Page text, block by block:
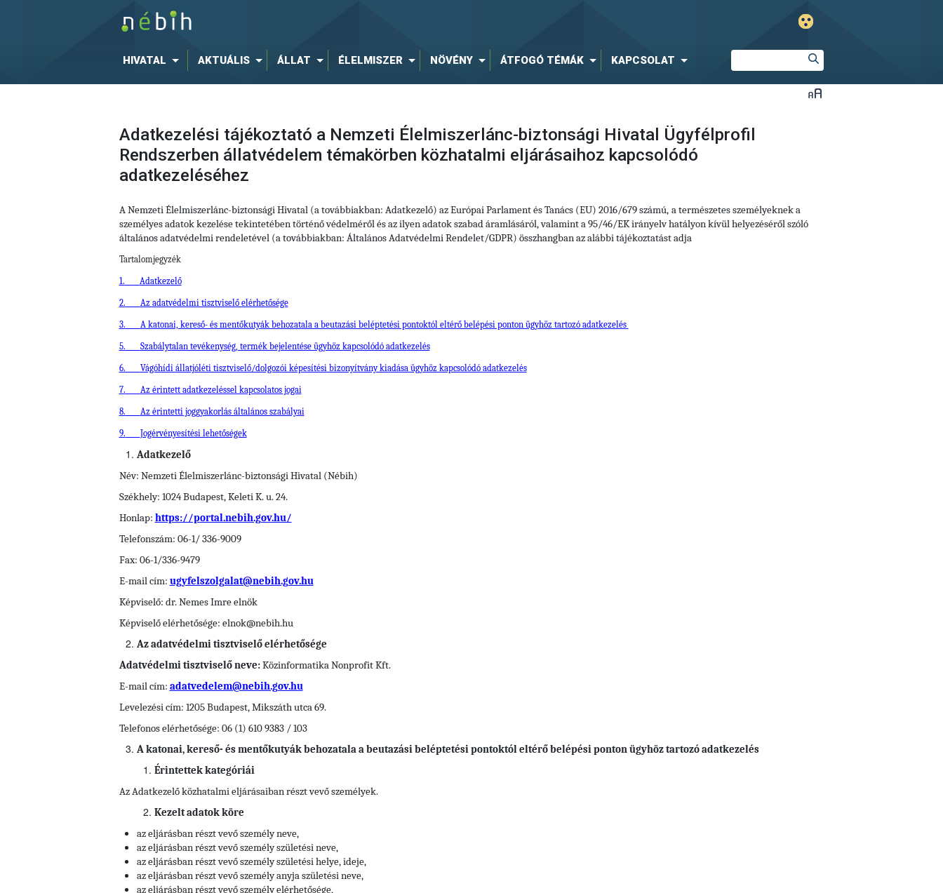
HIVATAL AKTUÁLIS ÁLLAT ÉLELMISZER NÖVÉNY ÁTFOGÓ TÉMÁK KAPCSOLAT
Adatkezelési tájékoztató a Nemzeti Élelmiszerlánc-biztonsági Hivatal Ügyfélprofil
Rendszerben állatvédelem témakörben közhatalmi eljárásaihoz kapcsolódó
adatkezeléséhez
A Nemzeti Élelmiszerlánc-biztonsági Hivatal (a továbbiakban: Adatkezelő) az Európai Parlament és Tanács (EU) 2016/679 számú, a természetes személyeknek a
személyes adatok kezelése tekintetében történő védelméről és az ilyen adatok szabad áramlásáról, valamint a 95/46/EK irányelv hatályon kívül helyezéséről szóló
általános adatvédelmi rendeletével (a továbbiakban: Általános Adatvédelmi Rendelet/GDPR) összhangban az alábbi tájékoztatást adja
Tartalomjegyzék
1. Adatkezelő
2. Az adatvédelmi tisztviselő elérhetősége
3. A katonai, kereső- és mentőkutyák behozatala a beutazási beléptetési pontoktól eltérő belépési ponton ügyhöz tartozó adatkezelés
5. Szabálytalan tevékenység, termék bejelentése ügyhöz kapcsolódó adatkezelés
6. Vágóhídi állatjóléti tisztviselő/dolgozói képesítési bizonyítvány kiadása ügyhöz kapcsolódó adatkezelés
7. Az érintett adatkezeléssel kapcsolatos jogai
8. Az érintetti joggyakorlás általános szabályai
9. Jogérvényesítési lehetőségek
Adatkezelő
Név: Nemzeti Élelmiszerlánc-biztonsági Hivatal (Nébih)
Székhely: 1024 Budapest, Keleti K. u. 24.
Honlap: https://portal.nebih.gov.hu/
Telefonszám: 06-1/ 336-9009
Fax: 06-1/336-9479
E-mail cím: ugyfelszolgalat@nebih.gov.hu
Képviselő: dr. Nemes Imre elnök
Képviselő elérhetősége: elnok@nebih.hu
Az adatvédelmi tisztviselő elérhetősége
Adatvédelmi tisztviselő neve:Közinformatika Nonprofit Kft.
E-mail cím: adatvedelem@nebih.gov.hu
Levelezési cím: 1205 Budapest, Mikszáth utca 69.
Telefonos elérhetősége: 06 (1) 610 9383 / 103
A katonai, kereső- és mentőkutyák behozatala a beutazási beléptetési pontoktól eltérő belépési ponton ügyhöz tartozó adatkezelés
Érintettek kategóriái
Az Adatkezelő közhatalmi eljárásaiban részt vevő személyek.
Kezelt adatok köre
az eljárásban részt vevő személy neve,
az eljárásban részt vevő személy születési neve,
az eljárásban részt vevő személy születési helye, ideje,
az eljárásban részt vevő személy anyja születési neve,
az eljárásban részt vevő személy elérhetősége,